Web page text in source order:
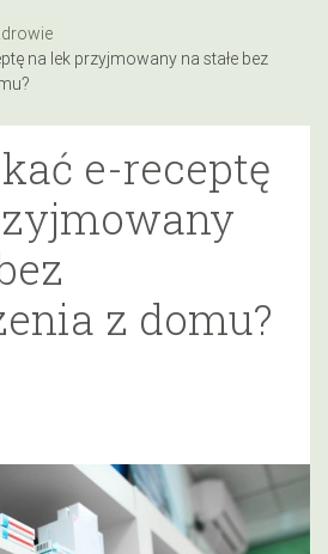
na lek przyjmowany na stałe bez
e-receptę
z domu?